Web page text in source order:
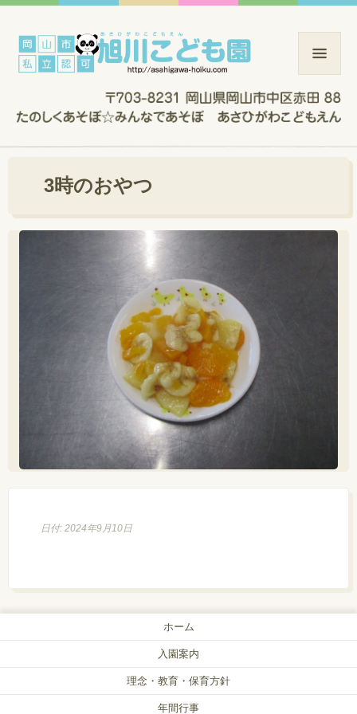
3時のおやつ
日付: 2024年9月10日
ホーム
入園案内
理念・教育・保育方針
年間行事